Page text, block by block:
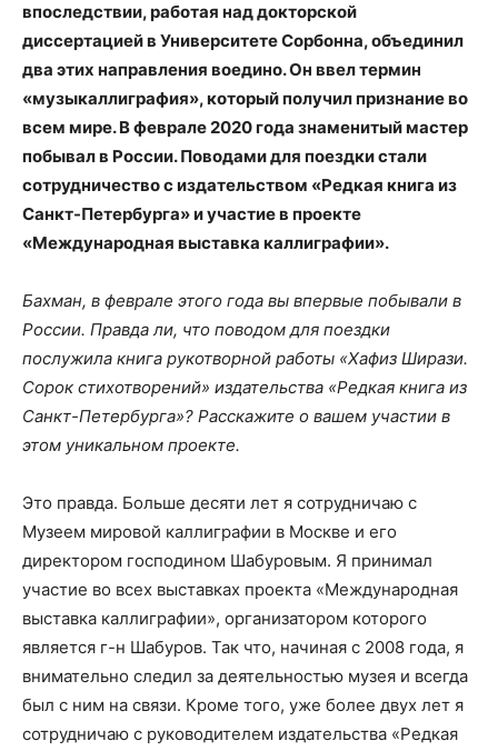
впоследствии, работая над докторской
диссертацией в Университете Сорбонна, объединил
два этих направления воедино. Он ввел термин
«музыкаллиграфия», который получил признание во
всем мире. В феврале 2020 года знаменитый мастер
побывал в России. Поводами для поездки стали
сотрудничество с издательством «Редкая книга из
Санкт-Петербурга» и участие в проекте
«Международная выставка каллиграфии».
Бахман, в феврале этого года вы впервые побывали в
России. Правда ли, что поводом для поездки
послужила книга рукотворной работы «Хафиз Ширази.
Сорок стихотворений» издательства «Редкая книга из
Санкт-Петербурга»? Расскажите о вашем участии в
этом уникальном проекте.
Это правда. Больше десяти лет я сотрудничаю с
Музеем мировой каллиграфии в Москве и его
директором господином Шабуровым. Я принимал
участие во всех выставках проекта «Международная
выставка каллиграфии», организатором которого
является г-н Шабуров. Так что, начиная с 2008 года, я
внимательно следил за деятельностью музея и всегда
был с ним на связи. Кроме того, уже более двух лет я
сотрудничаю с руководителем издательства «Редкая